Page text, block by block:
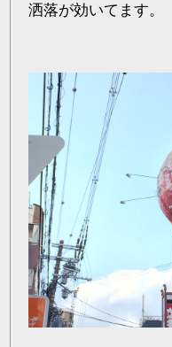
洒落が効いてます。